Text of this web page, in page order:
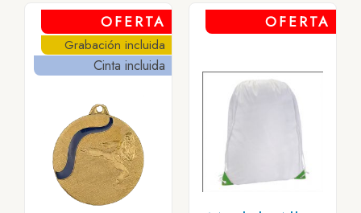
OFERTA
Grabación incluida
Cinta incluida
OFERTA